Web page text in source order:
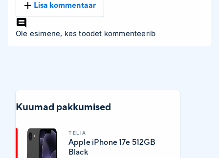
Lisa kommentaar
Ole esimene, kes toodet kommenteerib
Kuumad pakkumised
TELIA
Apple iPhone 17e 512GB
Black